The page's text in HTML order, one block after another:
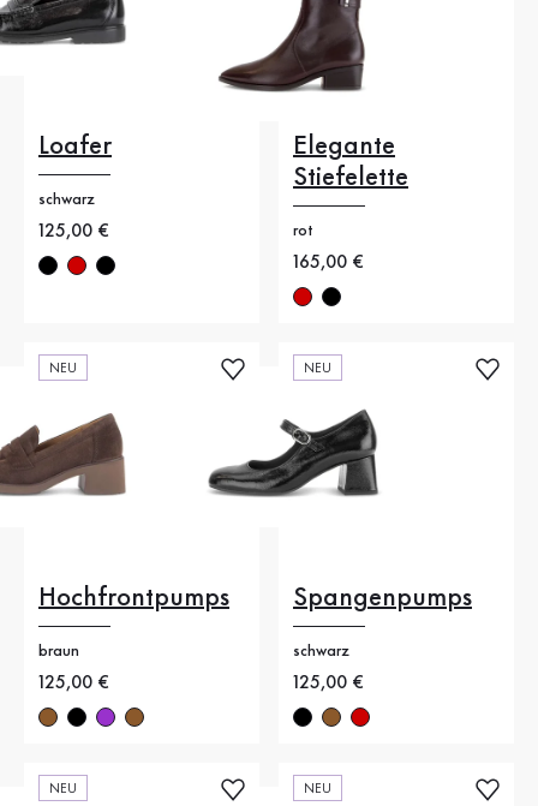
Loafer
schwarz
Neuer Preis
125,00 €
Elegante
Stiefelette
rot
Neuer Preis
165,00 €
NEU
Hochfrontpumps
braun
Neuer Preis
125,00 €
NEU
Spangenpumps
schwarz
Neuer Preis
125,00 €
NEU NEU